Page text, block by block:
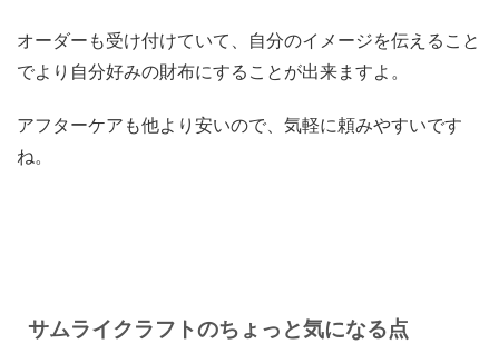
オーダーも受け付けていて、自分のイメージを伝えること
でより自分好みの財布にすることが出来ますよ。
アフターケアも他より安いので、気軽に頼みやすいです
ね。
サムライクラフトのちょっと気になる点